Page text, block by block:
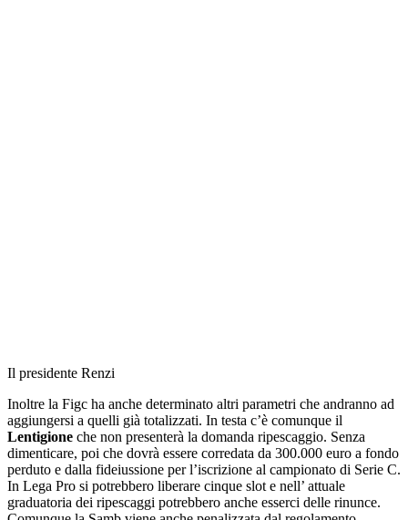
Il presidente Renzi
Inoltre la Figc ha anche determinato altri parametri che andranno ad
aggiungersi a quelli già totalizzati. In testa c’è comunque il
Lentigione che non presenterà la domanda ripescaggio. Senza
dimenticare, poi che dovrà essere corredata da 300.000 euro a fondo
perduto e dalla fideiussione per l’iscrizione al campionato di Serie C.
In Lega Pro si potrebbero liberare cinque slot e nell’ attuale
graduatoria dei ripescaggi potrebbero anche esserci delle rinunce.